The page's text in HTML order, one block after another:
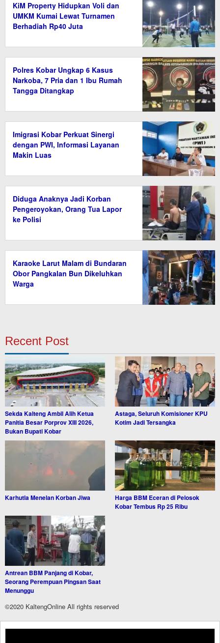
KiM Property Hidupkan Voli dan
UMKM Kumai Lewat Turnamen
Berhadiah Rp40 Juta
Polres Kobar Ungkap 6 Kasus
Narkoba, 7 Pria dan 1 Ibu Rumah
Tangga Ditangkap
Imigrasi Kobar Perkuat Sinergi
dengan PWI, Informasi Layanan
Makin Luas
Diduga Anaknya Jadi Korban
Pengeroyokan, Orang Tua Lapor
ke Polisi
Karaoke Larut Malam di Bundaran
Obor Pangkalan Bun Dikeluhkan
Warga
Recent Post
Sekda Kalteng Ambil Alih Ketua
Panitia Besar Porprov XIII 2026,
Bukan Bupati Kobar
Astaga, Seluruh Komisioner KPU
Kotim Jadi Tersangka
Karhutla Menelan Korban Jiwa
Harga BBM Eceran di Pelosok
Kobar Tembus Rp 25 Ribu
Antrean BBM Panjang di Kobar,
Seorang Perempuan Pingsan Saat
Menunggu
©2020 KaltengOnline All rights reserved